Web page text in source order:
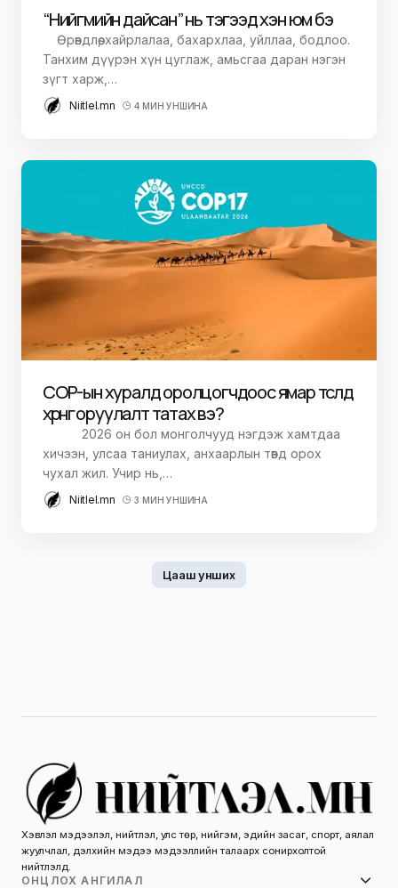
“Нийгмийн дайсан” нь тэгээд хэн юм бэ
Өрөвдлөө, хайрлалаа, бахархлаа, уйллаа, бодлоо.
Танхим дүүрэн хүн цуглаж, амьсгаа даран нэгэн
зүгт харж,…
Niitlel.mn 4 МИН УНШИНА
СОР-ын хуралд оролцогчдоос ямар төсөлд
хөрөнгө оруулалт татах вэ?
2026 он бол монголчууд нэгдэж хамтдаа
хичээн, улсаа таниулах, анхаарлын төвд орох
чухал жил. Учир нь,…
Niitlel.mn 3 МИН УНШИНА
Цааш унших
Хэвлэл мэдээлэл, нийтлэл, улс төр, нийгэм, эдийн засаг, спорт, аялал
жуулчлал, дэлхийн мэдээ мэдээллийн талаарх сонирхолтой
нийтлэлүүд.
ОНЦЛОХ АНГИЛАЛ